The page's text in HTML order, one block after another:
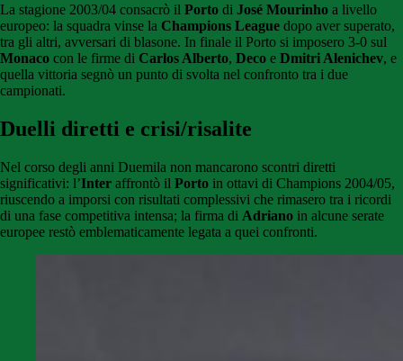
La stagione 2003/04 consacrò il Porto di José Mourinho a livello
europeo: la squadra vinse la Champions League dopo aver superato,
tra gli altri, avversari di blasone. In finale il Porto si imposero 3-0 sul
Monaco con le firme di Carlos Alberto, Deco e Dmitri Alenichev, e
quella vittoria segnò un punto di svolta nel confronto tra i due
campionati.
Duelli diretti e crisi/risalite
Nel corso degli anni Duemila non mancarono scontri diretti
significativi: l’Inter affrontò il Porto in ottavi di Champions 2004/05,
riuscendo a imporsi con risultati complessivi che rimasero tra i ricordi
di una fase competitiva intensa; la firma di Adriano in alcune serate
europee restò emblematicamente legata a quei confronti.